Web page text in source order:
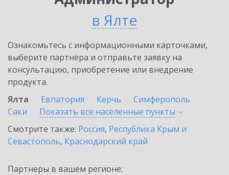
в Ялте
Ознакомьтесь с информационными карточками,
выберите партнёра и отправьте заявку на
консультацию, приобретение или внедрение
продукта.
Ялта
Евпатория Керчь
Симферополь
Саки
Показать все населенные пункты
Смотрите также: Россия, Республика Крым и
Севастополь, Краснодарский край
Партнеры в вашем регионе: